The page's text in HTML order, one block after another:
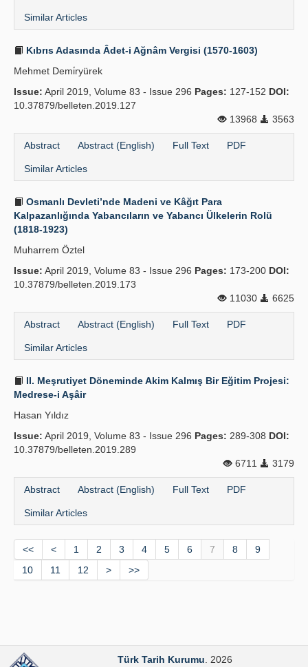
Similar Articles
Kıbrıs Adasında Âdet-i Ağnâm Vergisi (1570-1603)
Mehmet Demi̇ryürek
Issue: April 2019, Volume 83 - Issue 296 Pages: 127-152 DOI:
10.37879/belleten.2019.127
13968
3563
Abstract Abstract (English) Full Text PDF
Similar Articles
Osmanlı Devleti’nde Madeni ve Kâğıt Para
Kalpazanlığında Yabancıların ve Yabancı Ülkelerin Rolü
(1818-1923)
Muharrem Öztel
Issue: April 2019, Volume 83 - Issue 296 Pages: 173-200 DOI:
10.37879/belleten.2019.173
11030
6625
Abstract Abstract (English) Full Text PDF
Similar Articles
II. Meşrutiyet Döneminde Akim Kalmış Bir Eğitim Projesi:
Medrese-i Aşâir
Hasan Yıldız
Issue: April 2019, Volume 83 - Issue 296 Pages: 289-308 DOI:
10.37879/belleten.2019.289
6711
3179
Abstract Abstract (English) Full Text PDF
Similar Articles
<< < 1 2 3 4 5 6 7 8
9
10
11 12 > >>
Türk Tarih Kurumu . 2026